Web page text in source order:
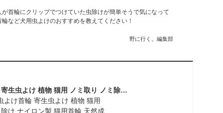
首輪にクリップでつけていた虫除けが簡単そうで気になって
など犬用虫よけのおすすめを教えてください！
野に行く。編集部
防虫 犬用 虫よけ首輪 寄生虫よけ 植物 猫用 ノミ取り ノミ除け ナイロン製 猫用首輪 天然成分 蚊よけ 安心 ペット首輪 可愛い ペット防虫首輪 犬用首輪 痛くない サイズ調節可能 防水 安全バックル 着脱簡単 予防 軽量 洗える 犬猫兼用 ダニ 蚊 2個セット